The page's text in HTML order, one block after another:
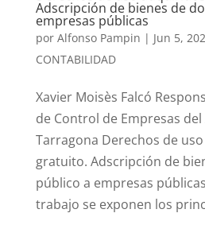
Adscripción de bienes de
empresas públicas
por Alfonso Pampin | Jun 5,
CONTABILIDAD
Xavier Moisès Falcó
de Control de Empresas
Tarragona Derechos de
gratuito. Adscripción de
público a empresas
trabajo se exponen los